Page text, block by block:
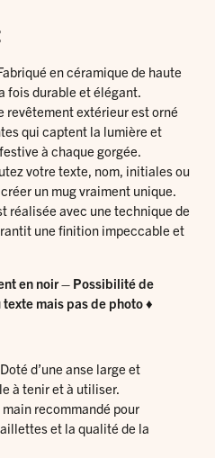
en céramique de haute
fois durable et élégant.
revêtement extérieur est orné
qui captent la lumière et
à chaque gorgée.
votre texte, nom, initiales ou
un mug vraiment unique.
réalisée avec une technique de
une finition impeccable et
en noir – Possibilité de
mais pas de photo ♦
d’une anse large et
à tenir et à utiliser.
recommandé pour
et la qualité de la